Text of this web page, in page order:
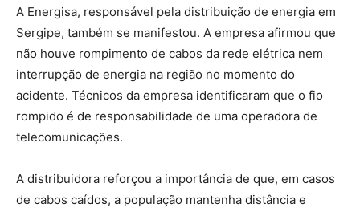
A Energisa, responsável pela distribuição de energia em
Sergipe, também se manifestou. A empresa afirmou que
não houve rompimento de cabos da rede elétrica nem
interrupção de energia na região no momento do
acidente. Técnicos da empresa identificaram que o fio
rompido é de responsabilidade de uma operadora de
telecomunicações.
A distribuidora reforçou a importância de que, em casos
de cabos caídos, a população mantenha distância e